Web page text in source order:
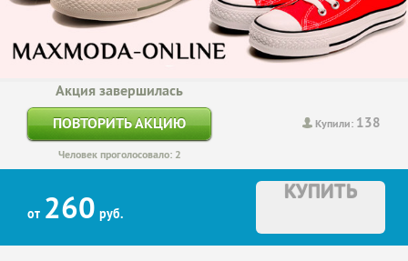
Купили: 138
Акция завершилась
ПОВТОРИТЬ АКЦИЮ
Человек проголосовало: 2
от 260 руб.
КУПИТЬ